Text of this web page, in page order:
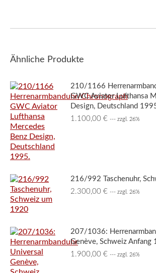
Ähnliche Produkte
210/1166
GWC Aviator Lufthansa
Design, Deutschland
1.100,00 € --- zzgl. 26%
216/992 Taschenuhr,
2.300,00 € --- zzgl. 26%
207/1036:
Genève, Schweiz Anfang
1.900,00 € --- zzgl. 26%